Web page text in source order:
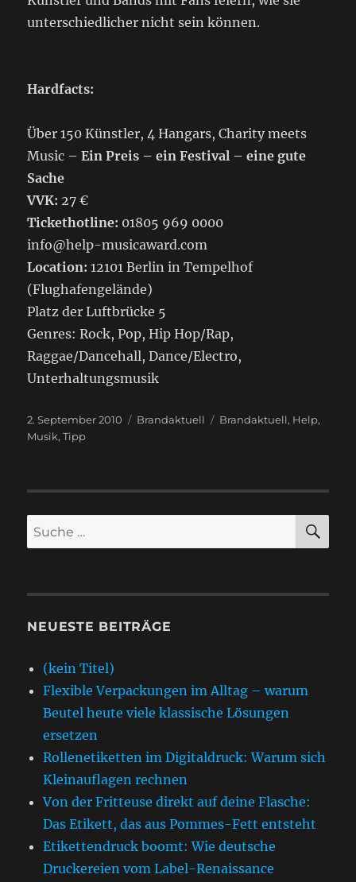
unterschiedlicher nicht sein können.
Hardfacts:
Über 150 Künstler, 4 Hangars, Charity meets
Music –Ein Preis – ein Festival – eine gute
Sache
VVK: 27 €
Tickethotline: 01805 969 0000
info@help-musicaward.com
Location: 12101 Berlin in Tempelhof
(Flughafengelände)
Platz der Luftbrücke 5
Genres: Rock, Pop, Hip Hop/Rap,
Raggae/Dancehall, Dance/Electro,
Unterhaltungsmusik
Veröffentlicht
am
2. September 2010 Kategorien
Brandaktuell Schlagwörter
Brandaktuell, Help,
Musik,Tipp
Suche
nach:
NEUESTE BEITRÄGE
(kein Titel)
Flexible Verpackungen im Alltag – warum
Beutel heute viele klassische Lösungen
ersetzen
Rollenetiketten im Digitaldruck: Warum sich
Kleinauflagen rechnen
Von der Fritteuse direkt auf deine Flasche:
Das Etikett, das aus Pommes-Fett entsteht
Etikettendruck boomt: Wie deutsche
Druckereien vom Label-Renaissance